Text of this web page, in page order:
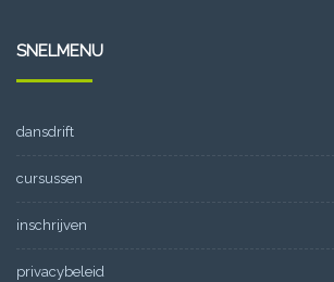
SNELMENU
dansdrift
cursussen
inschrijven
privacybeleid